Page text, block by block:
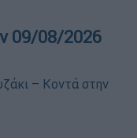
09/08/2026